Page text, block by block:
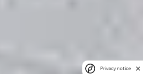
Privacy notice